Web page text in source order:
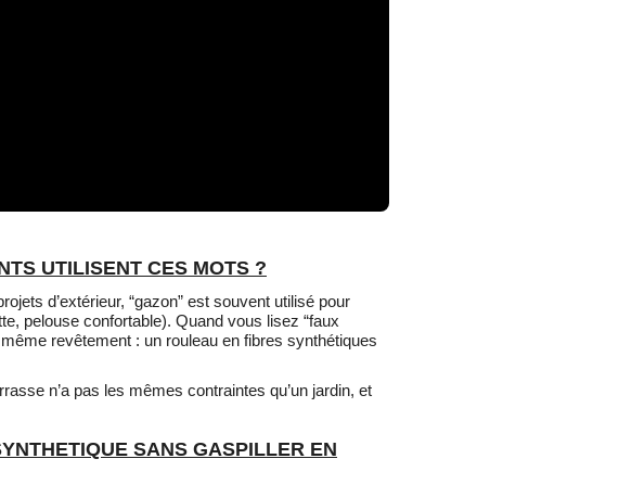
UTILISENT CES MOTS ?
d’extérieur, “gazon” est souvent utilisé pour
pelouse confortable). Quand vous lisez “faux
revêtement : un rouleau en fibres synthétiques
n’a pas les mêmes contraintes qu’un jardin, et
SANS GASPILLER EN